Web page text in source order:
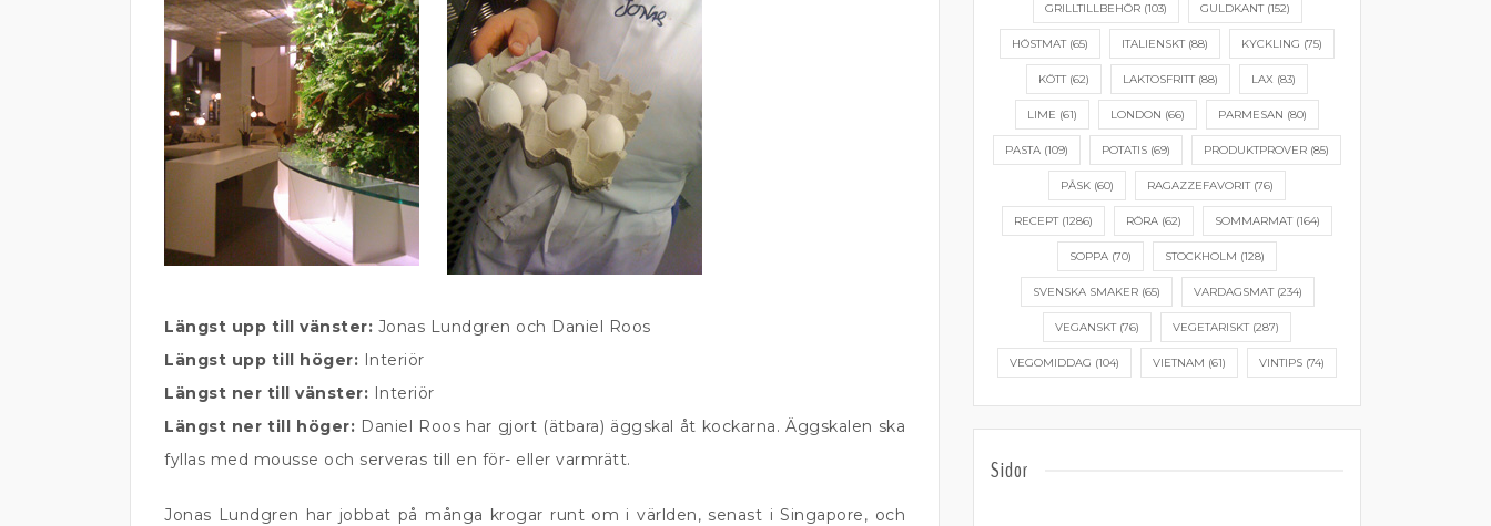
Längst upp till vänster: Jonas Lundgren och Daniel Roos
Längst upp till höger: Interiör
Längst ner till vänster: Interiör
Längst ner till höger: Daniel Roos har gjort (ätbara) äggskal åt kockarna. Äggskalen ska
fyllas med mousse och serveras till en för- eller varmrätt.
Jonas Lundgren har jobbat på många krogar runt om i världen, senast i Singapore, och
GRILLTILLBEHÖR(103) GULDKANT(152)
HÖSTMAT(65) ITALIENSKT(88) KYCKLING (75)
KÖTT(62) LAKTOSFRITT(88) LAX (83)
LIME (61) LONDON (66) PARMESAN (80)
PASTA (109) POTATIS (69) PRODUKTPROVER (85)
PÅSK (60) RAGAZZEFAVORIT(76)
RECEPT(1286) RÖRA (62) SOMMARMAT(164)
SOPPA (70) STOCKHOLM (128)
SVENSKA SMAKER(65) VARDAGSMAT(234)
VEGANSKT(76) VEGETARISKT(287)
VEGOMIDDAG (104) VIETNAM (61) VINTIPS (74)
Sidor